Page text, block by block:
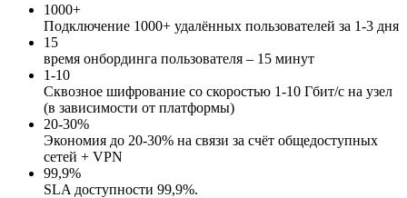
1000+
Подключение 1000+ удалённых пользователей за 1-3 дня
15
время онбординга пользователя – 15 минут
1-10
Сквозное шифрование со скоростью 1-10 Гбит/с на узел
(в зависимости от платформы)
20-30%
Экономия до 20-30% на связи за счёт общедоступных
сетей + VPN
99,9%
SLA доступности 99,9%.